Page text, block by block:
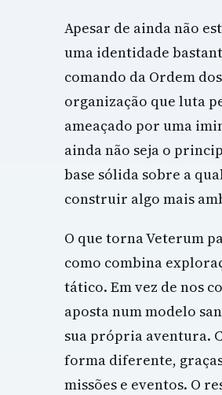
Apesar de ainda não
uma identidade
comando da Ordem
organização que luta
ameaçado por uma
ainda não seja o
base sólida sobre a
construir algo mais
O que torna Veterum
como combina
tático. Em vez de nos
aposta num modelo
sua própria aventura.
forma diferente,
missões e eventos. O